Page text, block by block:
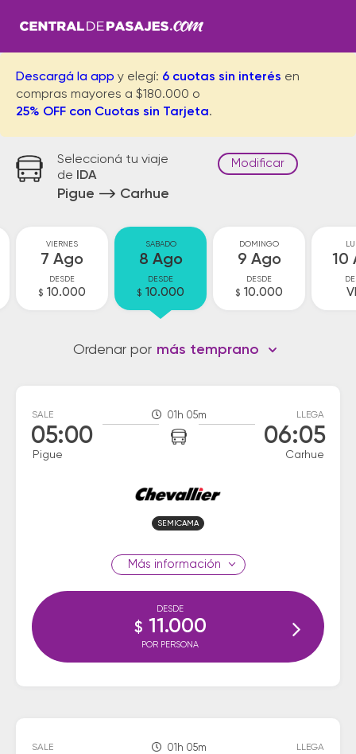
Descargá la app y elegí: 6 cuotas sin interés en
compras mayores a $180.000 o
25% OFF con Cuotas sin Tarjeta.
Seleccioná tu viaje
de
IDA
Pigue Carhue
Modificar
VIERNES
7 Ago
DESDE
$ 10.000
SABADO
8 Ago
DESDE
$ 10.000
DOMINGO
9 Ago
DESDE
$ 10.000
10
Ordenar por más temprano
SALE
05:00
Pigue
01h 05m LLEGA
06:05
Carhue
SEMICAMA
información
DESDE
$ 11.000
POR PERSONA
SALE 01h 05m LLEGA